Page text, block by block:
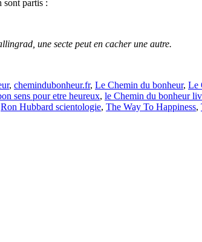
sont partis :
une secte peut en cacher une autre.
, chemindubonheur.fr, Le Chemin du bonheur, Le
sens pour etre heureux, le Chemin du bonheur
Ron Hubbard scientologie, The Way To Happiness,